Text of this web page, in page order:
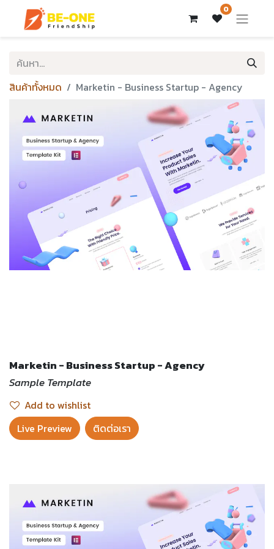
0
สินค้าทั้งหมด Marketin - Business Startup - Agency
Marketin - Business Startup - Agency
Sample Template
Add to wishlist
Live Preview​
ติดต่อเรา